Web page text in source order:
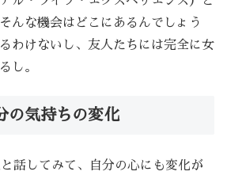
んな機会はどこにあるんでしょう
わけないし、友人たちには完全に女
し。
の気持ちの変化
話してみて、自分の心にも変化が